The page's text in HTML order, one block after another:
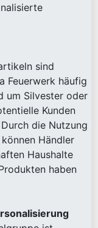
sind
Feuerwerk häufig
um Silvester oder
Kunden
die Nutzung
Händler
Haushalte
haben